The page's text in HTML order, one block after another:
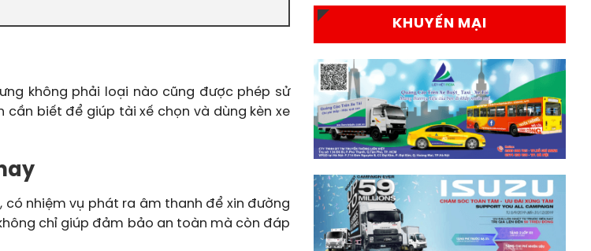
không phải loại nào cũng được phép sử
cần biết để giúp tài xế chọn và dùng kèn xe
có nhiệm vụ phát ra âm thanh để xin đường
chỉ giúp đảm bảo an toàn mà còn đáp
KHUYẾN MẠI